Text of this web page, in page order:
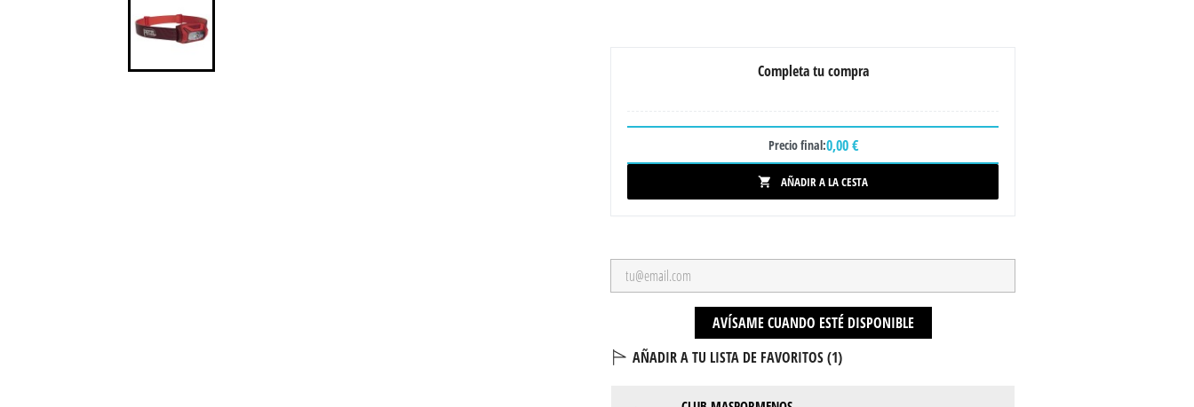
Completa tu compra
Precio final:0,00 €
 AÑADIR A LA CESTA
AVÍSAME CUANDO ESTÉ DISPONIBLE
AÑADIR A TU LISTA DE FAVORITOS (1)